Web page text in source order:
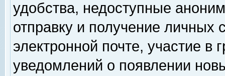
удобства, недоступные
отправку и получение личных
электронной почте, участие в
уведомлений о появлении